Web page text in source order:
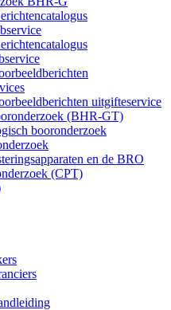
uitgifteservice
(BHR-GT)
booronderzoek
en de BRO
(CPT)